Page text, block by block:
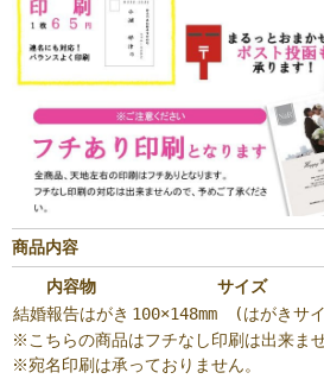
商品内容
内容物 サイズ
結婚報告はがき 100×148mm (はがきサ
※こちらの商品はフチなし印刷は出来ま
※宛名印刷は承っておりません。